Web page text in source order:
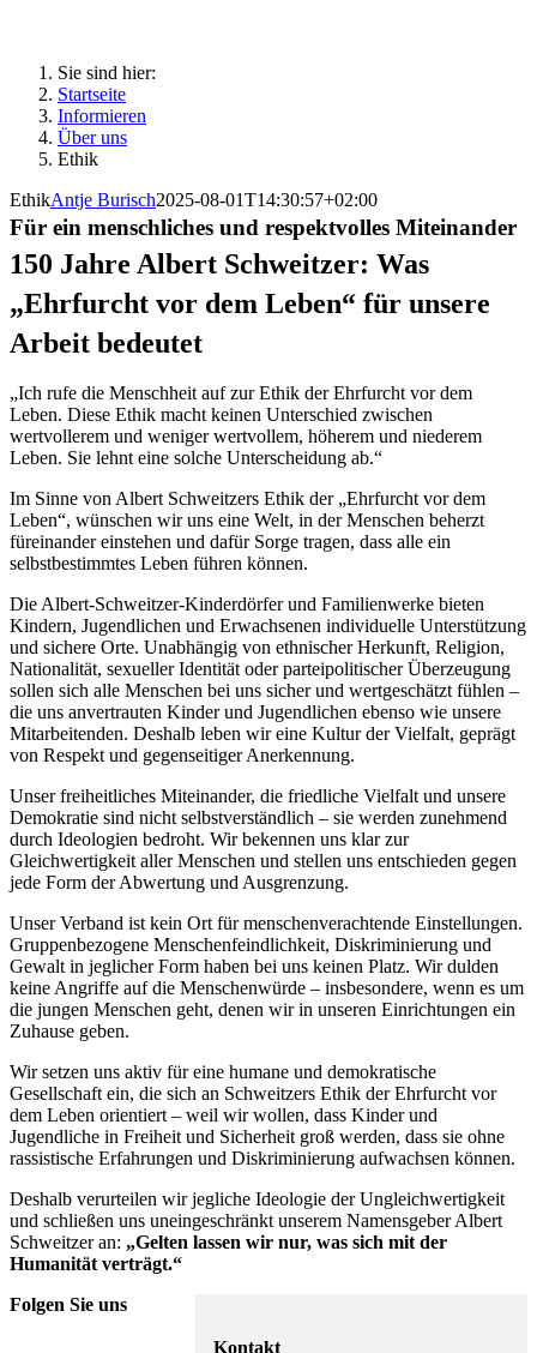
Sie sind hier:
Startseite
Informieren
Über uns
Ethik
EthikAntje Burisch2025-08-01T14:30:57+02:00
Für ein menschliches und respektvolles Miteinander
150 Jahre Albert Schweitzer: Was
„Ehrfurcht vor dem Leben“ für unsere
Arbeit bedeutet
„Ich rufe die Menschheit auf zur Ethik der Ehrfurcht vor dem
Leben. Diese Ethik macht keinen Unterschied zwischen
wertvollerem und weniger wertvollem, höherem und niederem
Leben. Sie lehnt eine solche Unterscheidung ab.“
Im Sinne von Albert Schweitzers Ethik der „Ehrfurcht vor dem
Leben“, wünschen wir uns eine Welt, in der Menschen beherzt
füreinander einstehen und dafür Sorge tragen, dass alle ein
selbstbestimmtes Leben führen können.
Die Albert-Schweitzer-Kinderdörfer und Familienwerke bieten
Kindern, Jugendlichen und Erwachsenen individuelle Unterstützung
und sichere Orte. Unabhängig von ethnischer Herkunft, Religion,
Nationalität, sexueller Identität oder parteipolitischer Überzeugung
sollen sich alle Menschen bei uns sicher und wertgeschätzt fühlen –
die uns anvertrauten Kinder und Jugendlichen ebenso wie unsere
Mitarbeitenden. Deshalb leben wir eine Kultur der Vielfalt, geprägt
von Respekt und gegenseitiger Anerkennung.
Unser freiheitliches Miteinander, die friedliche Vielfalt und unsere
Demokratie sind nicht selbstverständlich – sie werden zunehmend
durch Ideologien bedroht. Wir bekennen uns klar zur
Gleichwertigkeit aller Menschen und stellen uns entschieden gegen
jede Form der Abwertung und Ausgrenzung.
Unser Verband ist kein Ort für menschenverachtende Einstellungen.
Gruppenbezogene Menschenfeindlichkeit, Diskriminierung und
Gewalt in jeglicher Form haben bei uns keinen Platz. Wir dulden
keine Angriffe auf die Menschenwürde – insbesondere, wenn es um
die jungen Menschen geht, denen wir in unseren Einrichtungen ein
Zuhause geben.
Wir setzen uns aktiv für eine humane und demokratische
Gesellschaft ein, die sich an Schweitzers Ethik der Ehrfurcht vor
dem Leben orientiert – weil wir wollen, dass Kinder und
Jugendliche in Freiheit und Sicherheit groß werden, dass sie ohne
rassistische Erfahrungen und Diskriminierung aufwachsen können.
Deshalb verurteilen wir jegliche Ideologie der Ungleichwertigkeit
und schließen uns uneingeschränkt unserem Namensgeber Albert
Schweitzer an: „Gelten lassen wir nur, was sich mit der
Humanität verträgt.“
Kontakt
Folgen Sie uns